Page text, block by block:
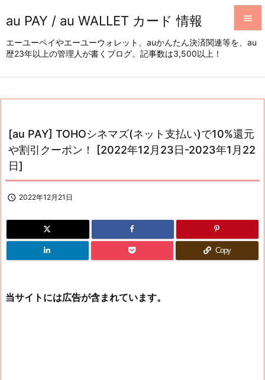
au PAY / au WALLET カード 情報
エーユーペイやエーユーウォレット、auかんたん決済関連等を、au
歴23年以上の管理人が書くブログ。記事数は3,500以上！




次へ
[au PAY] TOHOシネマズ(ネット支払い)で10%還元
や割引クーポン！ [2022年12月23日-2023年1月22
日]
 2022年12月21日
Copy
当サイトには広告が含まれています。